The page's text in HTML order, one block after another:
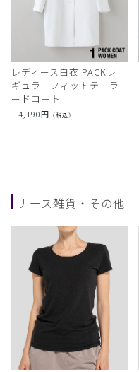
レディース白衣:PACKレ
ギュラーフィットテーラ
ードコート
14,190円 （税込）
ナース雑貨・その他